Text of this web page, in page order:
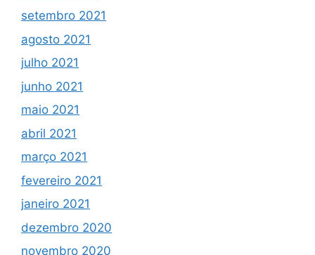
setembro 2021
agosto 2021
julho 2021
junho 2021
maio 2021
abril 2021
março 2021
fevereiro 2021
janeiro 2021
dezembro 2020
novembro 2020